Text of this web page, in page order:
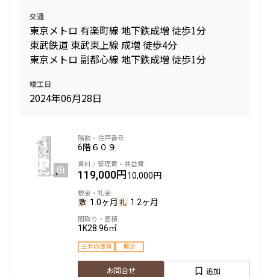
交通
東京メトロ 有楽町線 地下鉄成増 徒歩1分
東武鉄道 東武東上線 成増 徒歩4分
東京メトロ 副都心線 地下鉄成増 徒歩1分
竣工日
2024年06月28日
6階６０９
119,000円10,000円
1.0ヶ月 1.2ヶ月
1K28.96㎡
三井の賃貸 駅近
お問合せ 追加